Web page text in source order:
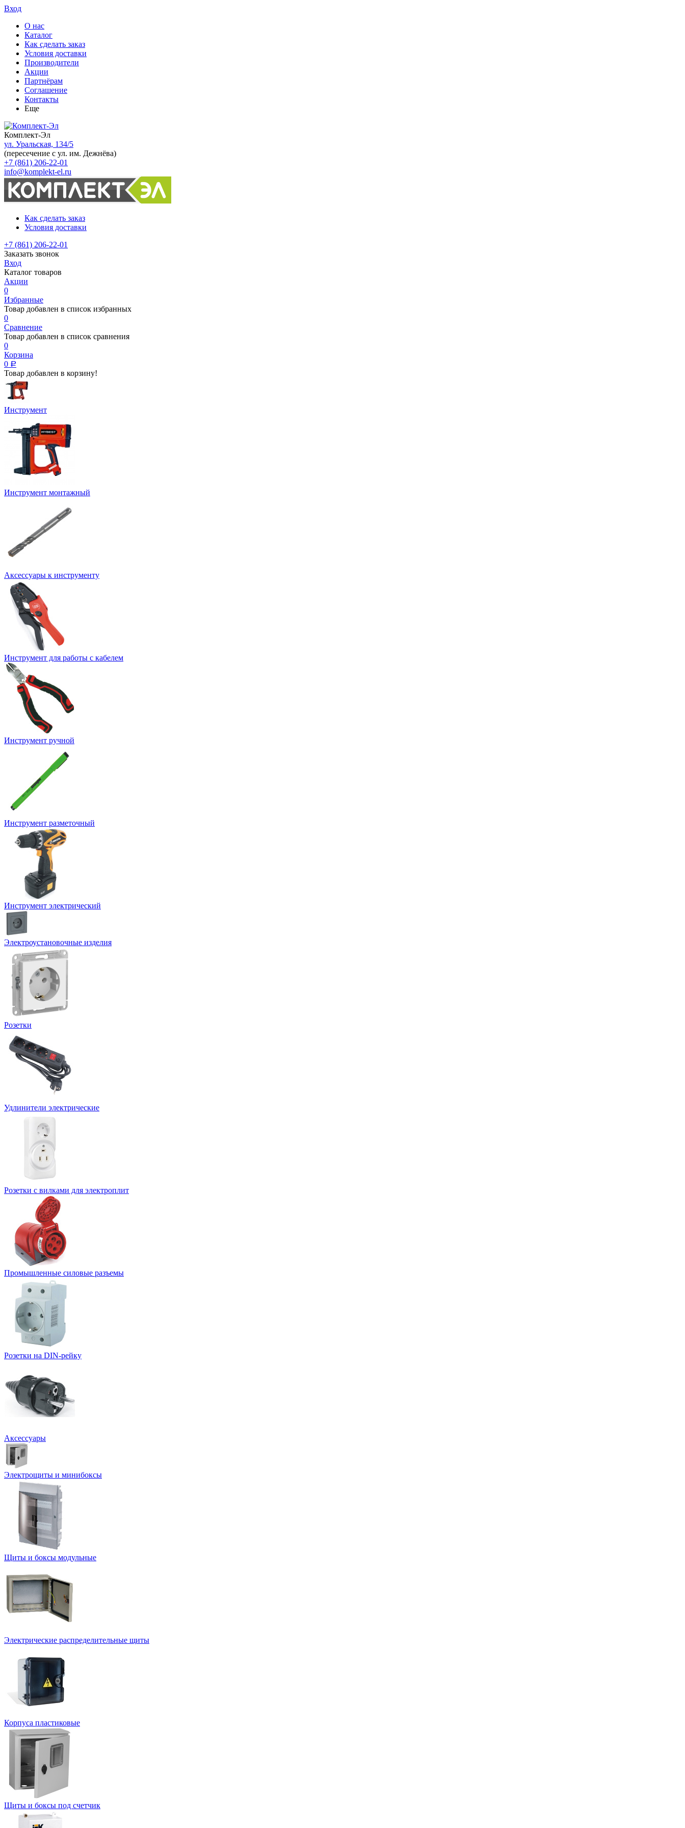
Вход
О нас
Каталог
Как сделать заказ
Условия доставки
Производители
Акции
Партнёрам
Соглашение
Контакты
Еще
Комплект-Эл
ул. Уральская, 134/5
(пересечение с ул. им. Дежнёва)
+7 (861) 206-22-01
info@komplekt-el.ru
Как сделать заказ
Условия доставки
+7 (861) 206-22-01
Заказать звонок
Вход
Каталог товаров
Акции
0
Избранные
Товар добавлен в список избранных
0
Сравнение
Товар добавлен в список сравнения
0
Корзина
0 Р
Товар добавлен в корзину!
Инструмент
Инструмент монтажный
Аксессуары к инструменту
Инструмент для работы с кабелем
Инструмент ручной
Инструмент разметочный
Инструмент электрический
Электроустановочные изделия
Розетки
Удлинители электрические
Розетки с вилками для электроплит
Промышленные силовые разъемы
Розетки на DIN-рейку
Аксессуары
Электрощиты и минибоксы
Щиты и боксы модульные
Электрические распределительные щиты
Корпуса пластиковые
Щиты и боксы под счетчик